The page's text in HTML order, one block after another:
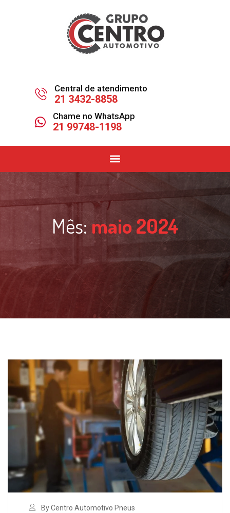
Central de atendimento
21 3432-8858
Chame no WhatsApp
21 99748-1198
Mês: maio 2024
By Centro Automotivo Pneus